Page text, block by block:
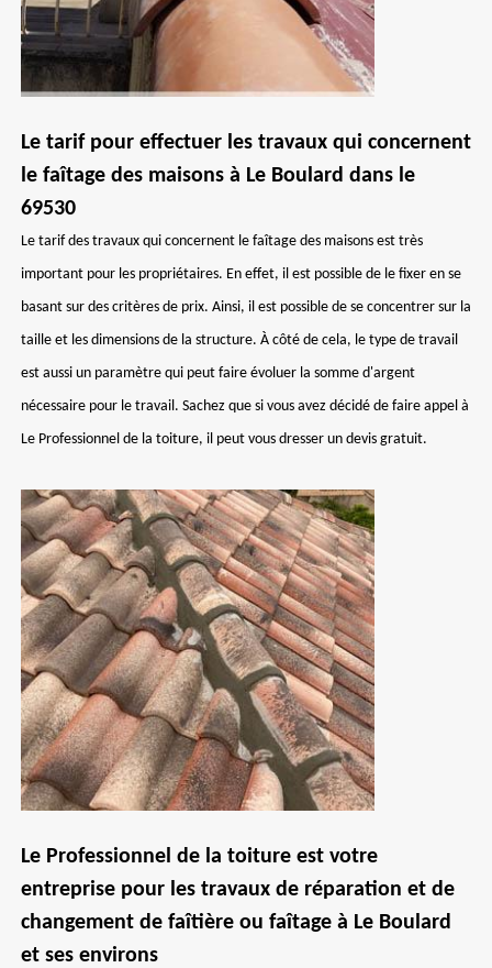
Le tarif pour effectuer les travaux qui concernent
le faîtage des maisons à Le Boulard dans le
69530
Le tarif des travaux qui concernent le faîtage des maisons est très
important pour les propriétaires. En effet, il est possible de le fixer en se
basant sur des critères de prix. Ainsi, il est possible de se concentrer sur la
taille et les dimensions de la structure. À côté de cela, le type de travail
est aussi un paramètre qui peut faire évoluer la somme d'argent
nécessaire pour le travail. Sachez que si vous avez décidé de faire appel à
Le Professionnel de la toiture, il peut vous dresser un devis gratuit.
Le Professionnel de la toiture est votre
entreprise pour les travaux de réparation et de
changement de faîtière ou faîtage à Le Boulard
et ses environs